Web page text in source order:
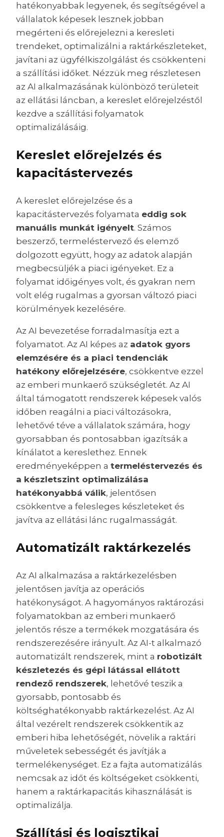
hatékonyabbak legyenek, és segítségével a
vállalatok képesek lesznek jobban
megérteni és előrejelezni a keresleti
trendeket, optimalizálni a raktárkészleteket,
javítani az ügyfélkiszolgálást és csökkenteni
a szállítási időket. Nézzük meg részletesen
az AI alkalmazásának különböző területeit
az ellátási láncban, a kereslet előrejelzéstől
kezdve a szállítási folyamatok
optimalizálásáig.
Kereslet előrejelzés és
kapacitástervezés
A kereslet előrejelzése és a
kapacitástervezés folyamata eddig sok
manuális munkát igényelt. Számos
beszerző, termeléstervező és elemző
dolgozott együtt, hogy az adatok alapján
megbecsüljék a piaci igényeket. Ez a
folyamat időigényes volt, és gyakran nem
volt elég rugalmas a gyorsan változó piaci
körülmények kezelésére.
Az AI bevezetése forradalmasítja ezt a
folyamatot. Az AI képes az adatok gyors
elemzésére és a piaci tendenciák
hatékony előrejelzésére, csökkentve ezzel
az emberi munkaerő szükségletét. Az AI
által támogatott rendszerek képesek valós
időben reagálni a piaci változásokra,
lehetővé téve a vállalatok számára, hogy
gyorsabban és pontosabban igazítsák a
kínálatot a kereslethez. Ennek
eredményeképpen a termeléstervezés és
a készletszint optimalizálása
hatékonyabbá válik, jelentősen
csökkentve a felesleges készleteket és
javítva az ellátási lánc rugalmasságát.
Automatizált raktárkezelés
Az AI alkalmazása a raktárkezelésben
jelentősen javítja az operációs
hatékonyságot. A hagyományos raktározási
folyamatokban az emberi munkaerő
jelentős része a termékek mozgatására és
rendszerezésére irányult. Az AI-t alkalmazó
automatizált rendszerek, mint a robotizált
készletezés és gépi látással ellátott
rendező rendszerek, lehetővé teszik a
gyorsabb, pontosabb és
költséghatékonyabb raktárkezelést. Az AI
által vezérelt rendszerek csökkentik az
emberi hiba lehetőségét, növelik a raktári
műveletek sebességét és javítják a
termelékenységet. Ez a fajta automatizálás
nemcsak az időt és költségeket csökkenti,
hanem a raktárkapacitás kihasználását is
optimalizálja.
Szállítási és logisztikai